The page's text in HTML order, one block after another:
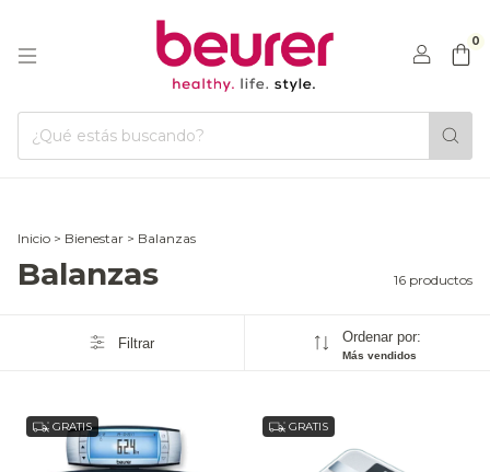
0
Inicio > Bienestar > Balanzas
Balanzas 16 productos
Filtrar Ordenar por:
Más vendidos
GRATIS GRATIS